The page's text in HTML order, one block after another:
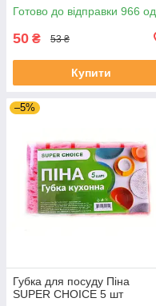
Готово до відправки 966 од.
50 ₴ 53 ₴
Купити
–5%
Губка для посуду Піна
SUPER CHOICE 5 шт